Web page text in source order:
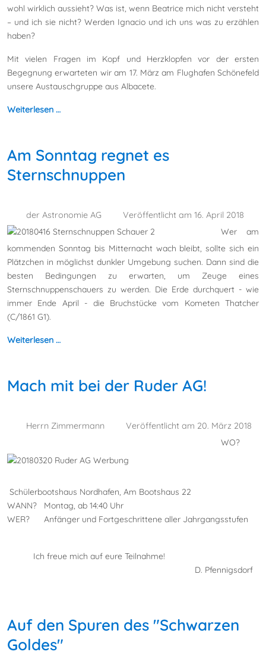
wohl wirklich aussieht? Was ist, wenn Beatrice mich nicht versteht
– und ich sie nicht? Werden Ignacio und ich uns was zu erzählen
haben?
Mit vielen Fragen im Kopf und Herzklopfen vor der ersten
Begegnung erwarteten wir am 17. März am Flughafen Schönefeld
unsere Austauschgruppe aus Albacete.
Weiterlesen …
Am Sonntag regnet es
Sternschnuppen
der Astronomie AG
Veröffentlicht am 16. April 2018
Wer am
kommenden Sonntag bis Mitternacht wach bleibt, sollte sich ein
Plätzchen in möglichst dunkler Umgebung suchen. Dann sind die
besten Bedingungen zu erwarten, um Zeuge eines
Sternschnuppenschauers zu werden. Die Erde durchquert - wie
immer Ende April - die Bruchstücke vom Kometen Thatcher
(C/1861 G1).
Weiterlesen …
Mach mit bei der Ruder AG!
Herrn Zimmermann
Veröffentlicht am 20. März 2018
WO?
Schülerbootshaus Nordhafen, Am Bootshaus 22
WANN? Montag, ab 14:40 Uhr
WER? Anfänger und Fortgeschrittene aller Jahrgangsstufen
Ich freue mich auf eure Teilnahme!
D. Pfennigsdorf
Auf den Spuren des "Schwarzen
Goldes"